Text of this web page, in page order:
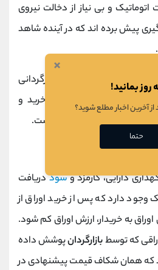
و بی نیاز از دخالت نیروی
پیش برده اند که در آینده شاهد
حاضر، از این روش برای بازارگردانی
استفاده می شود و نوع خرید و
شرکت ها نیز روان تر شده است.
کسب می کنند؟
دارایی، کارمزد وسوددریافت
وجود دارد که پس از خرید اوراق از
به خریدار، ارزش اوراق کم شود.
که توسطبازارگردانپوشش داده
که همان شکاف قیمت پیشنهادی در
×
روز بمانید!
آخرین اخبار مطلع شوید؟
حتما